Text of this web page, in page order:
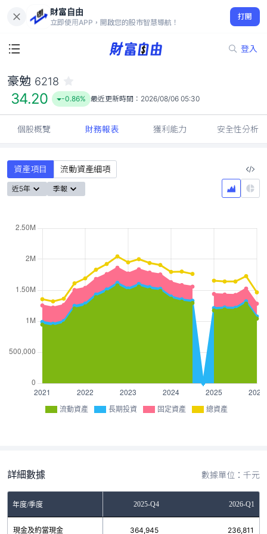
財富自由
立即使用APP，開啟您的股市智慧導航！
打開
登入
34.20
-0.86%
豪勉 6218
34.20 -0.86% 最近更新時間： 2026/08/06 05:30
個股概覽 財務報表 獲利能力 安全性分析
資產項目 流動資產細項
近5年 季報
流動資產 長期投資 固定資產 總資產
詳細數據 數據單位：千元
年度/季度2025-Q3 2025-Q4 2026-Q1
現金及約當現金
217,038 364,945 236,811